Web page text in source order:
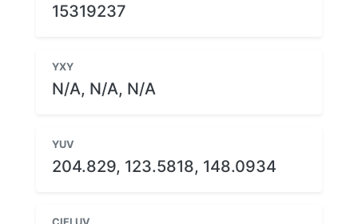
15319237
YXY
N/A, N/A, N/A
YUV
204.829, 123.5818, 148.0934
CIELUV